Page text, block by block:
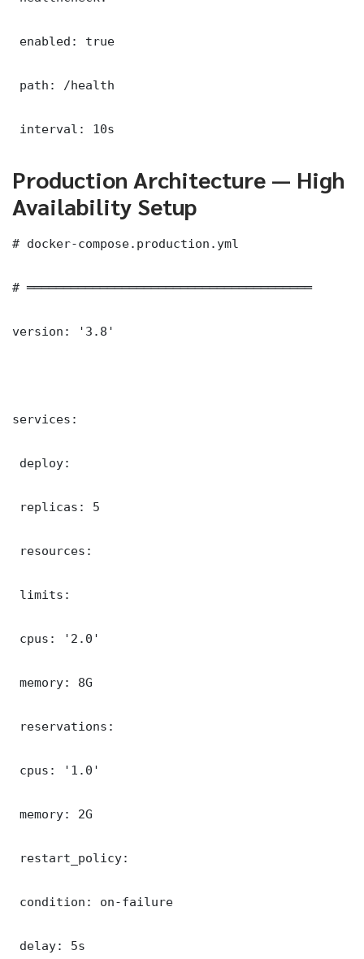
enabled: true
path: /health
interval: 10s
Production Architecture — High
Availability Setup
# docker-compose.production.yml
# ═══════════════════════════════════════
version: '3.8'
services:
deploy:
replicas: 5
resources:
limits:
cpus: '2.0'
memory: 8G
reservations:
cpus: '1.0'
memory: 2G
restart_policy:
condition: on-failure
delay: 5s